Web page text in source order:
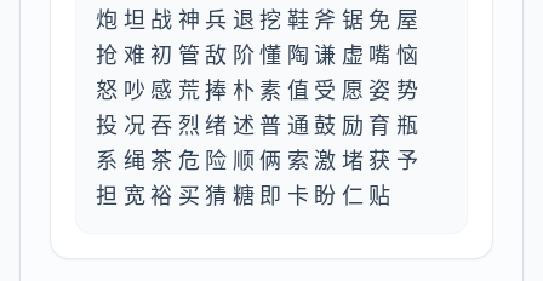
炮坦战神兵退挖鞋斧锯免屋
抢难初管敌阶懂陶谦虚嘴恼
怒吵感荒捧朴素值受愿姿势
投况吞烈绪述普通鼓励育瓶
系绳茶危险顺俩索激堵获予
担宽裕买猜糖即卡盼仁贴